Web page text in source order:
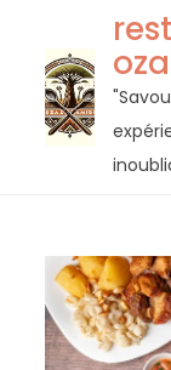
contenu